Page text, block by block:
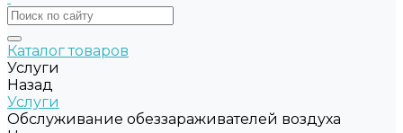
Каталог товаров
Услуги
Назад
Услуги
Обслуживание обеззараживателей воздуха